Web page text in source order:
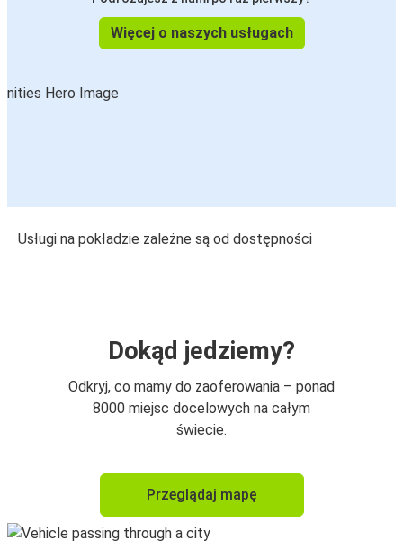
Więcej o naszych usługach
Usługi na pokładzie zależne są od dostępności
Dokąd jedziemy?
Odkryj, co mamy do zaoferowania – ponad
8000 miejsc docelowych na całym
świecie.
Przeglądaj mapę